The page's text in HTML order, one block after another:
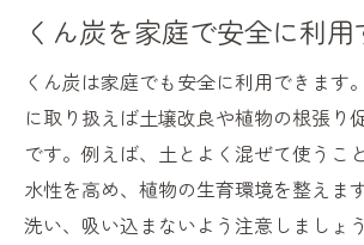
くん炭を家庭で安全に利
くん炭は家庭でも安全に利用できます
に取り扱えば土壌改良や植物の根張り
です。例えば、土とよく混ぜて使うこ
水性を高め、植物の生育環境を整えま
洗い、吸い込まないよう注意しましょ